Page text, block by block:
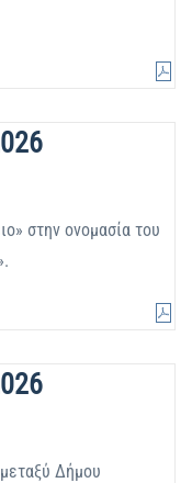
στην ονομασία του
Δήμου